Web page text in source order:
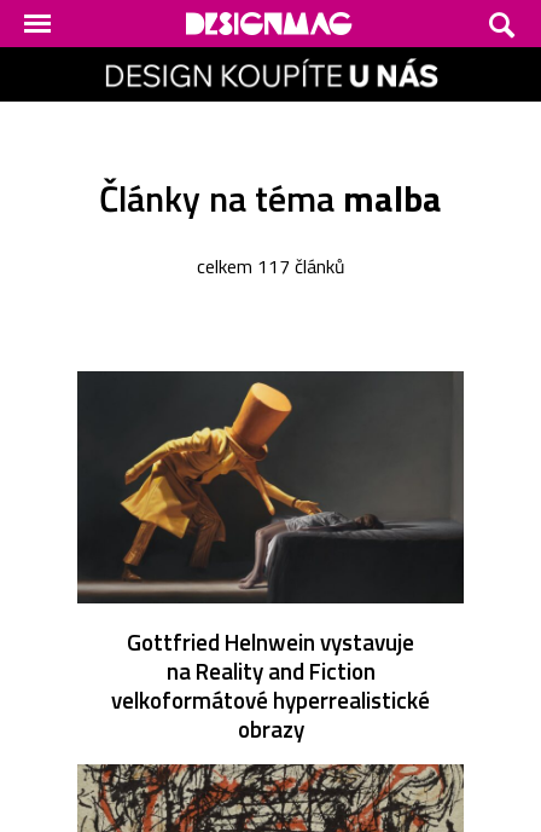
Články na témamalba
celkem 117 článků
Gottfried Helnwein vystavuje
na Reality and Fiction
velkoformátové hyperrealistické
obrazy